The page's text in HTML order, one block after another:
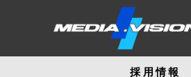
採用情報